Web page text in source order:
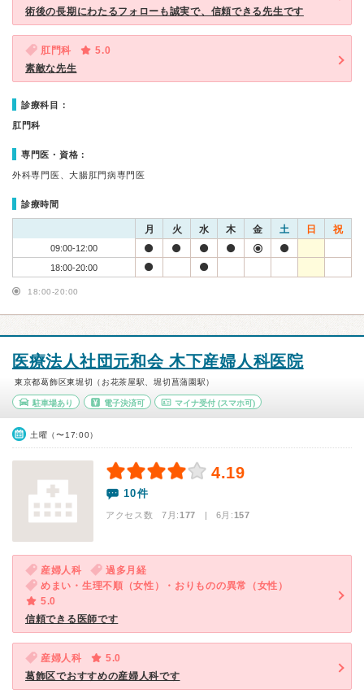
術後の長期にわたるフォローも誠実で、信頼できる先生です
肛門科
5.0
素敵な先生
診療科目：
肛門科
専門医・資格：
外科専門医、大腸肛門病専門医
診療時間
月 火 水 木 金 土 日 祝
09:00-12:00
18:00-20:00
18:00-20:00
医療法人社団元和会 木下産婦人科医院
東京都葛飾区東堀切（お花茶屋駅、堀切菖蒲園駅）
駐車場あり 電子決済可 マイナ受付 (スマホ可)
土曜（〜17:00）
4.19
10件
アクセス数 7月:177 | 6月:157
産婦人科
過多月経
めまい・生理不順（女性）・おりものの異常（女性）
5.0
信頼できる医師です
産婦人科
5.0
葛飾区でおすすめの産婦人科です